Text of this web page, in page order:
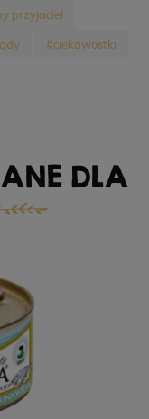
przyjaciel
#ciekawostki
DLA